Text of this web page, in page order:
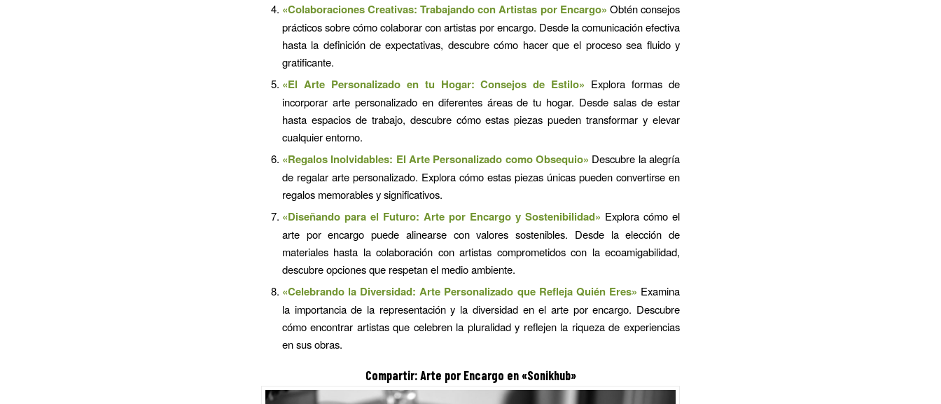
«Colaboraciones Creativas: Trabajando con Artistas por Encargo» Obtén consejos
prácticos sobre cómo colaborar con artistas por encargo. Desde la comunicación efectiva
hasta la definición de expectativas, descubre cómo hacer que el proceso sea fluido y
gratificante.
«El Arte Personalizado en tu Hogar: Consejos de Estilo» Explora formas de
incorporar arte personalizado en diferentes áreas de tu hogar. Desde salas de estar
hasta espacios de trabajo, descubre cómo estas piezas pueden transformar y elevar
cualquier entorno.
«Regalos Inolvidables: El Arte Personalizado como Obsequio» Descubre la alegría
de regalar arte personalizado. Explora cómo estas piezas únicas pueden convertirse en
regalos memorables y significativos.
«Diseñando para el Futuro: Arte por Encargo y Sostenibilidad» Explora cómo el
arte por encargo puede alinearse con valores sostenibles. Desde la elección de
materiales hasta la colaboración con artistas comprometidos con la ecoamigabilidad,
descubre opciones que respetan el medio ambiente.
«Celebrando la Diversidad: Arte Personalizado que Refleja Quién Eres» Examina
la importancia de la representación y la diversidad en el arte por encargo. Descubre
cómo encontrar artistas que celebren la pluralidad y reflejen la riqueza de experiencias
en sus obras.
Compartir:Arte por Encargo en «Sonikhub»